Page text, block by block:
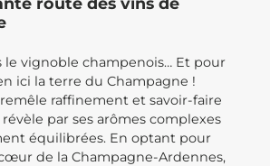
le vignoble champenois… Et pour
ici la terre du Champagne !
raffinement et savoir-faire
par ses arômes complexes
équilibrées. En optant pour
de la Champagne-Ardennes,